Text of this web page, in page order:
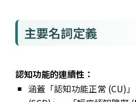
主要名詞定義
認知功能的連續性：
涵蓋「認知功能正常 (CU)